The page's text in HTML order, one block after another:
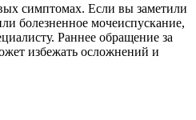
симптомах. Если вы заметили
болезненное мочеиспускание,
Раннее обращение за
избежать осложнений и